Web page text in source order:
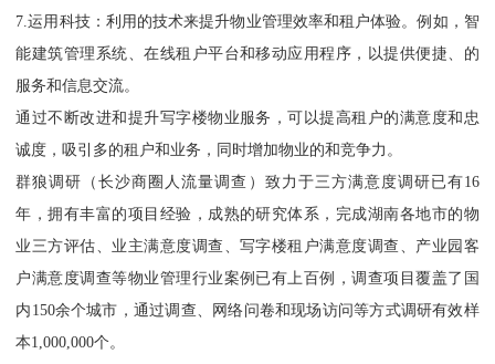
7.运用科技：利用的技术来提升物业管理效率和租户体验。例如，智
能建筑管理系统、在线租户平台和移动应用程序，以提供便捷、的
服务和信息交流。
通过不断改进和提升写字楼物业服务，可以提高租户的满意度和忠
诚度，吸引多的租户和业务，同时增加物业的和竞争力。
群狼调研（长沙商圈人流量调查）致力于三方满意度调研已有16
年，拥有丰富的项目经验，成熟的研究体系，完成湖南各地市的物
业三方评估、业主满意度调查、写字楼租户满意度调查、产业园客
户满意度调查等物业管理行业案例已有上百例，调查项目覆盖了国
内150余个城市，通过调查、网络问卷和现场访问等方式调研有效样
本1,000,000个。